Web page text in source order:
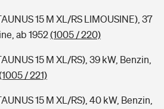
15 M XL/RS LIMOUSINE), 37
ab 1952(1005 / 220)
15 M XL/RS), 39 kW, Benzin,
/ 221)
15 M XL/RS), 40 kW, Benzin,